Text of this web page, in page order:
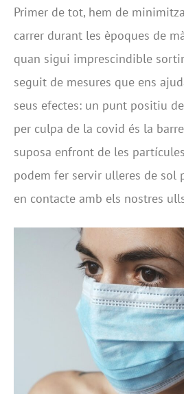
Primer de tot, hem de
carrer durant les èpoques de
quan sigui imprescindible
seguit de mesures que ens
seus efectes: un punt positiu
per culpa de la covid és la
suposa enfront de les
podem fer servir ulleres de sol
en contacte amb els nostres